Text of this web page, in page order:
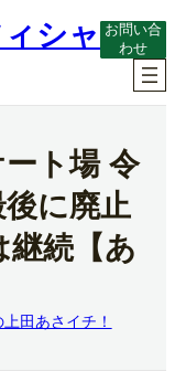
シャ
お問い合
わせ
ト場 令
に廃止
継続【あ
田あさイチ！